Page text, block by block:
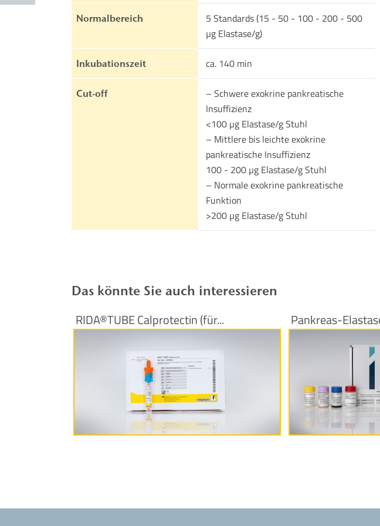
Normalbereich
5 Standards (15 - 50 - 100 - 200 - 500
µg Elastase/g)
Inkubationszeit ca. 140 min
Cut-off
– Schwere exokrine pankreatische
Insuffizienz
<100 µg Elastase/g Stuhl
– Mittlere bis leichte exokrine
pankreatische Insuffizienz
100 - 200 µg Elastase/g Stuhl
– Normale exokrine pankreatische
Funktion
>200 µg Elastase/g Stuhl
Das könnte Sie auch interessieren
RIDA®TUBE Calprotectin (für...
Produktinformationen
Pankreas-